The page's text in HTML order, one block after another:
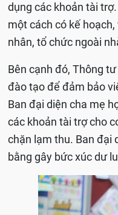
dụng các khoản tài
một cách có kế
nhân, tổ chức ngoài
Bên cạnh đó, Thông
đào tạo để đảm bảo
Ban đại diện cha mẹ
các khoản tài trợ cho
chặn lạm thu. Ban đại
bằng gây bức xúc dư